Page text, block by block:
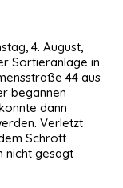
4. August,
Sortieranlage in
44 aus
begannen
dann
Verletzt
Schrott
nicht gesagt